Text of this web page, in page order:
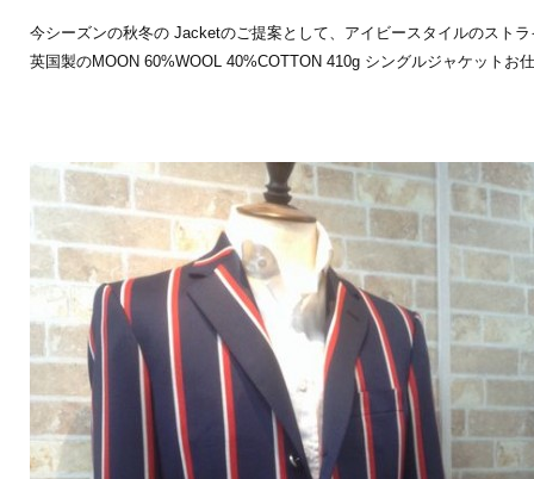
今シーズンの秋冬の Jacketのご提案として、アイビースタイルのスト
英国製のMOON 60%WOOL 40%COTTON 410g シングルジャケットお